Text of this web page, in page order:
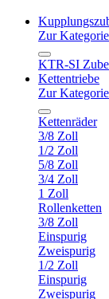
Zur
KTR-SI
Kettentriebe
Zur
Kettenräder
3/8 Zoll
1/2 Zoll
5/8 Zoll
3/4 Zoll
1 Zoll
Rollenketten
3/8 Zoll
Einspurig
Zweispurig
1/2 Zoll
Einspurig
Zweispurig